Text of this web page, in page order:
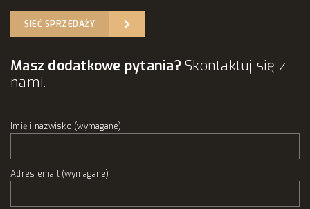
SIEĆ SPRZEDAŻY
Masz dodatkowe pytania? Skontaktuj się z
nami.
Imię i nazwisko (wymagane)
Adres email (wymagane)